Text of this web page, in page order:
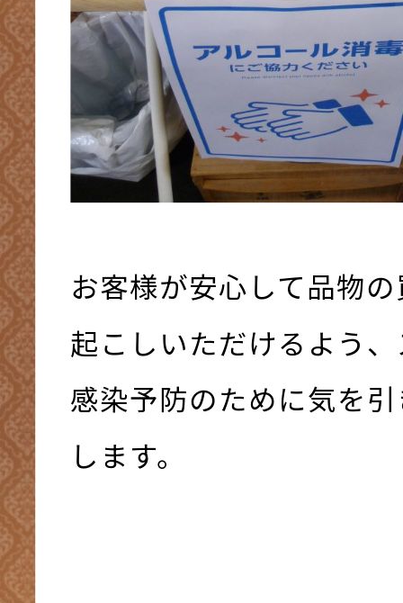
お客様が安心して品物
起こしいただけるよう
感染予防のために気を
します。